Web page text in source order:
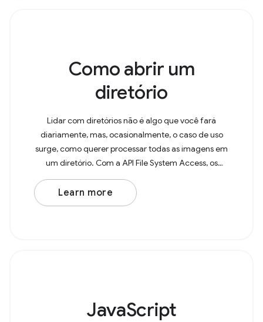
Como abrir um
diretório
Lidar com diretórios não é algo que você fará
diariamente, mas, ocasionalmente, o caso de uso
surge, como querer processar todas as imagens em
um diretório. Com a API File System Access, os
usuários agora podem abrir diretórios no navegador
e decidir
Learn more
JavaScript